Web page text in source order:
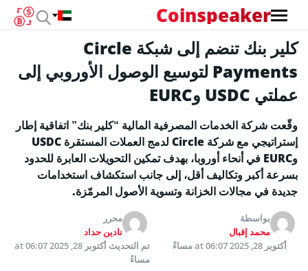
Coinspeaker
كلير بنك تنضم إلى شبكة Circle
Payments لتوسيع الوصول الأوروبي إلى
عملتي USDC وEURC
وقّعت شركة الخدمات المصرفية المالية “كلير بنك” اتفاقية إطار
إستراتيجي مع شركة Circle لدمج العملات المستقرة USDC
وEURC في أنحاء أوروبا، بهدف تمكين التحويلات العابرة للحدود
بسرعة أكبر وتكاليف أقل، إلى جانب استكشاف استخدامات
جديدة في مجالات الخزانة وتسوية الأصول المرمّزة.
بواسطة
محمد إقبال
محرر
نادين حداد
أكتوبر 28, 2025 at 06:07 مساءً
تم التحديث
أكتوبر 28, 2025 at 06:07
مساءً